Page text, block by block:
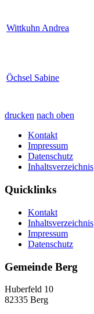
Wittkuhn Andrea
Öchsel Sabine
drucken nach oben
Kontakt
Impressum
Datenschutz
Inhaltsverzeichnis
Quicklinks
Kontakt
Inhaltsverzeichnis
Impressum
Datenschutz
Gemeinde Berg
Huberfeld 10
82335 Berg